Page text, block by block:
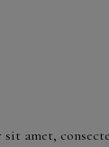
sit amet,